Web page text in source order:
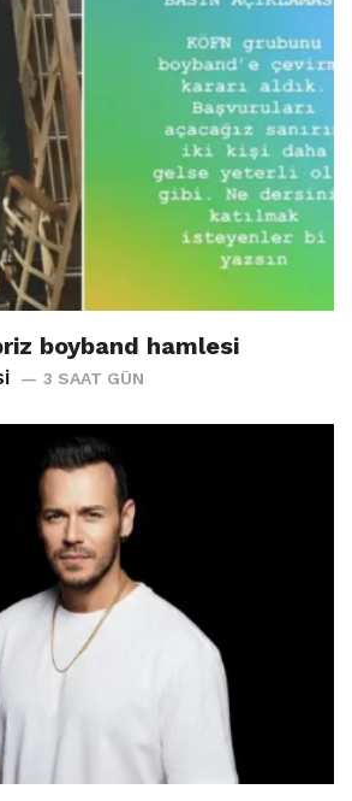
boyband hamlesi
3 SAAT GÜN